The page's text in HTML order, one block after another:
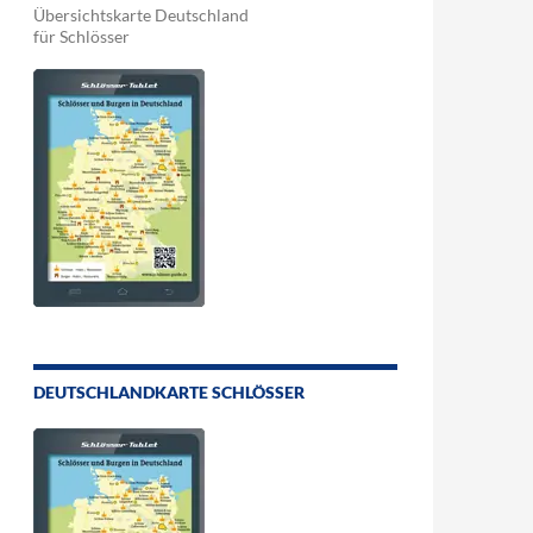
Übersichtskarte Deutschland
für Schlösser
DEUTSCHLANDKARTE SCHLÖSSER